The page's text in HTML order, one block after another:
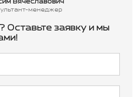
Вячеславович
менеджер
Оставьте заявку и мы